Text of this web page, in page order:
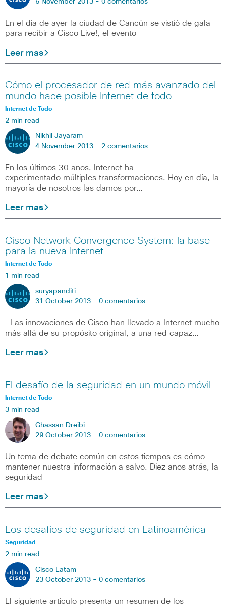
En el día de ayer la ciudad de Cancún se vistió de gala
para recibir a Cisco Live!, el evento
Leer mas
Cómo el procesador de red más avanzado del
mundo hace posible Internet de todo
Internet de Todo
2 min read
Nikhil Jayaram
4 November 2013 - 2 comentarios
En los últimos 30 años, Internet ha
experimentado múltiples transformaciones. Hoy en día, la
mayoría de nosotros las damos por…
Leer mas
Cisco Network Convergence System: la base
para la nueva Internet
Internet de Todo
1 min read
suryapanditi
31 October 2013 - 0 comentarios
Las innovaciones de Cisco han llevado a Internet mucho
más allá de su propósito original, a una red capaz…
Leer mas
El desafío de la seguridad en un mundo móvil
Internet de Todo
3 min read
Ghassan Dreibi
29 October 2013 - 0 comentarios
Un tema de debate común en estos tiempos es cómo
mantener nuestra información a salvo. Diez años atrás, la
seguridad
Leer mas
Los desafíos de seguridad en Latinoamérica
Seguridad
2 min read
Cisco Latam
23 October 2013 - 0 comentarios
El siguiente artículo presenta un resumen de los